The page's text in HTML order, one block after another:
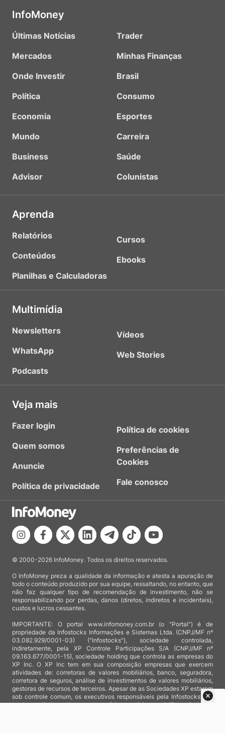
InfoMoney
Últimas Notícias
Mercados
Onde Investir
Política
Economia
Mundo
Business
Advisor
Trader
Minhas Finanças
Brasil
Consumo
Esportes
Carreira
Saúde
Colunistas
Aprenda
Relatórios
Conteúdos
Planilhas e Calculadoras
Cursos
Ebooks
Multimídia
Newsletters
WhatsApp
Podcasts
Vídeos
Web Stories
Veja mais
Fazer login
Quem somos
Anuncie
Política de privacidade
Política de cookies
Preferências de
Cookies
Fale conosco
© 2000-2026 InfoMoney. Todos os direitos reservados.
O InfoMoney preza a qualidade da informação e atesta a apuração de
todo o conteúdo produzido por sua equipe, ressaltando, no entanto, que
não faz qualquer tipo de recomendação de investimento, não se
responsabilizando por perdas, danos (diretos, indiretos e incidentais),
custos e lucros cessantes.
IMPORTANTE: O portal www.infomoney.com.br (o "Portal") é de
propriedade da Infostocks Informações e Sistemas Ltda. (CNPJ/MF nº
03.082.929/0001-03) ("Infostocks"), sociedade controlada,
indiretamente, pela XP Controle Participações S/A (CNPJ/MF nº
09.163.677/0001-15), sociedade holding que controla as empresas do
XP Inc. O XP Inc tem em sua composição empresas que exercem
atividades de: corretoras de valores mobiliários, banco, seguradora,
corretora de seguros, análise de investimentos de valores mobiliários,
gestoras de recursos de terceiros. Apesar de as Sociedades XP estarem
sob controle comum, os executivos responsáveis pela Infostocks são
totalmente independentes e as notícias, matérias e opiniões veiculadas